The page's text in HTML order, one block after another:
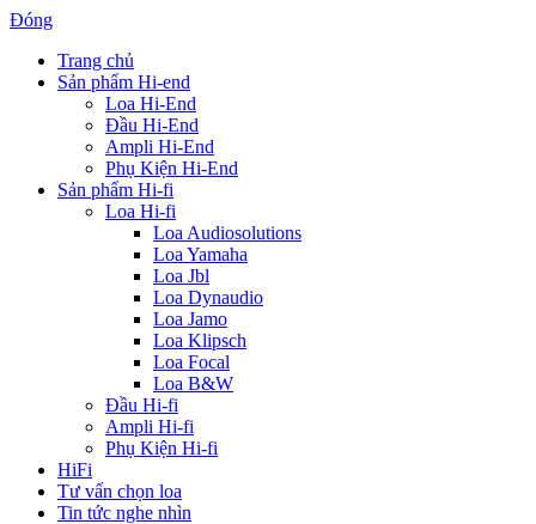
Đóng
Trang chủ
Sản phẩm Hi-end
Loa Hi-End
Đầu Hi-End
Ampli Hi-End
Phụ Kiện Hi-End
Sản phẩm Hi-fi
Loa Hi-fi
Loa Audiosolutions
Loa Yamaha
Loa Jbl
Loa Dynaudio
Loa Jamo
Loa Klipsch
Loa Focal
Loa B&W
Đầu Hi-fi
Ampli Hi-fi
Phụ Kiện Hi-fi
HiFi
Tư vấn chọn loa
Tin tức nghe nhìn